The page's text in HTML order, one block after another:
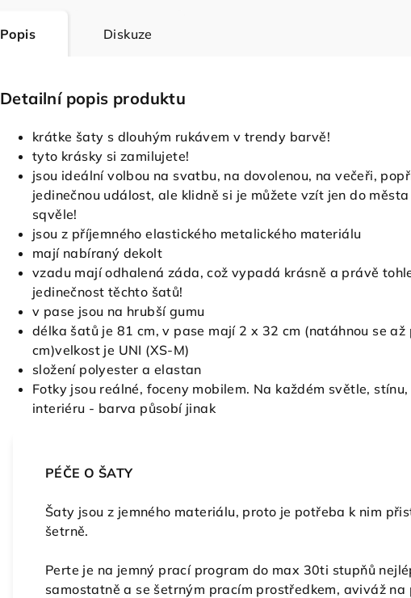
Popis Diskuze
Detailní popis produktu
krátke šaty s dlouhým rukávem v trendy barvě!
tyto krásky si zamilujete!
jsou ideální volbou na svatbu, na dovolenou, na večeři,
jedinečnou událost, ale klidně si je můžete vzít jen do
sqvěle!
jsou z příjemného elastického metalického materiálu
mají nabíraný dekolt
vzadu mají odhalená záda, což vypadá krásně a právě
jedinečnost těchto šatů!
v pase jsou na hrubší gumu
délka šatů je 81 cm, v pase mají 2 x 32 cm (natáhnou se až
cm)velkost je UNI (XS-M)
složení polyester a elastan
Fotky jsou reálné, foceny mobilem. Na každém světle,
interiéru - barva působí jinak
PÉČE O ŠATY
Šaty jsou z jemného materiálu, proto je potřeba k nim
šetrně.
Perte je na jemný prací program do max 30ti stupňů
samostatně a se šetrným pracím prostředkem, aviváž na